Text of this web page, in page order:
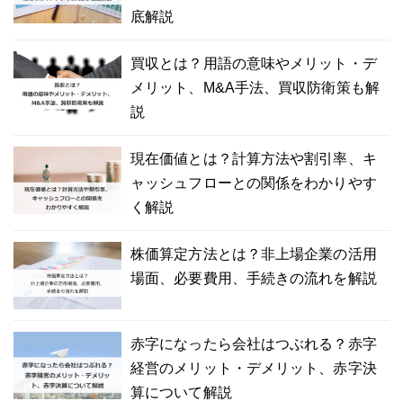
底解説
買収とは？用語の意味やメリット・デ
メリット、M&A手法、買収防衛策も解
説
現在価値とは？計算方法や割引率、キ
ャッシュフローとの関係をわかりやす
く解説
株価算定方法とは？非上場企業の活用
場面、必要費用、手続きの流れを解説
赤字になったら会社はつぶれる？赤字
経営のメリット・デメリット、赤字決
算について解説